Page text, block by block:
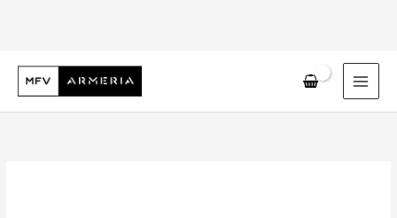
Escribe tu correo electrónico…